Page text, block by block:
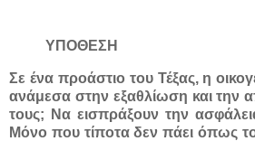
ΥΠΟΘΕΣΗ
Σε ένα προάστιο του Τέξας, η
ανάμεσα στην εξαθλίωση και την
τους; Να εισπράξουν την
Μόνο που τίποτα δεν πάει όπως